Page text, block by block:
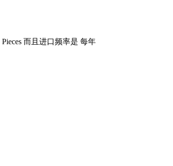
而且进口频率是 每年